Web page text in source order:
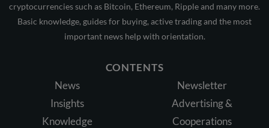
cryptocurrencies such as Bitcoin, Ethereum, Ripple and many more.
Basic knowledge, guides for buying, active trading and the most
important news help with orientation.
CONTENTS
News
Insights
Knowledge
Newsletter
Advertising &
Cooperations